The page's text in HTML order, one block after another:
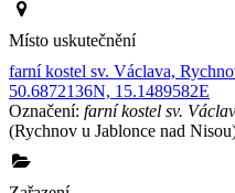
Místo uskutečnění
farní kostel sv. Václava,
50.6872136N, 15.1489582E
Označení: farní kostel sv.
(Rychnov u Jablonce nad